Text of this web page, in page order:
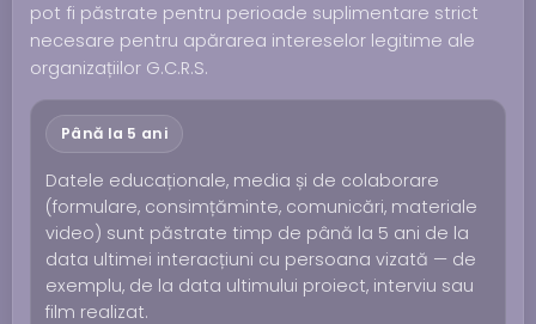
pot fi păstrate pentru perioade suplimentare strict
necesare pentru apărarea intereselor legitime ale
organizațiilor G.C.R.S.
Până la 5 ani
Datele educaționale, media și de colaborare
(formulare, consimțăminte, comunicări, materiale
video) sunt păstrate timp de până la 5 ani de la
data ultimei interacțiuni cu persoana vizată — de
exemplu, de la data ultimului proiect, interviu sau
film realizat.